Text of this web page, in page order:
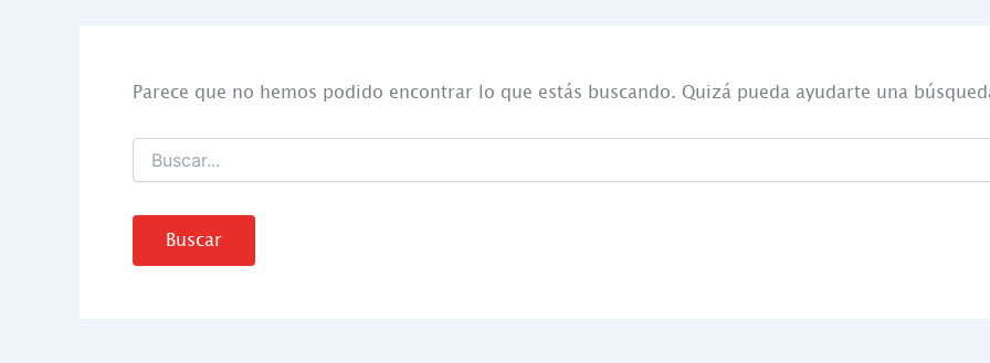
Parece que no hemos podido encontrar lo que estás buscando. Quizá pueda ayudarte una
Buscar
por: